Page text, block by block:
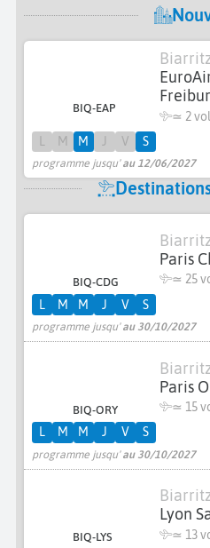
BIQ-EAP
≃ 2
programme jusqu'au 12/06/2027
M M V S
BIQ-CDG
Paris
≃ 25
programme jusqu'au 30/10/2027
L M M J V S
BIQ-ORY
Paris
≃ 15
programme jusqu'au 30/10/2027
L M M J V S
BIQ-LYS
Lyon
≃ 13